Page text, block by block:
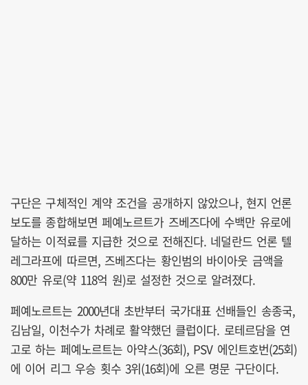
구단은 구체적인 계약 조건을 공개하지 않았으나, 현지 언론
보도를 종합해보면 페예노르트가 즈베즈다에 수백만 유로에
달하는 이적료를 지급한 것으로 전해진다. 네덜란드 언론 텔
레그라프에 따르면, 즈베즈다는 황인범의 바이아웃 금액을
800만 유로(약 118억 원)로 설정한 것으로 알려졌다.
페예노르트는 2000년대 초반부터 국가대표 선배들인 송종국,
김남일, 이천수가 차례로 활약했던 클럽이다. 로테르담을 연
고로 하는 페예노르트는 아약스(36회), PSV 에인트호번(25회)
에 이어 리그 우승 횟수 3위(16회)에 오른 명문 구단이다.